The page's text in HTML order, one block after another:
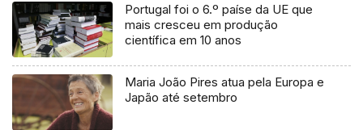
Portugal foi o 6.º paíse da UE que
mais cresceu em produção
científica em 10 anos
Maria João Pires atua pela Europa e
Japão até setembro